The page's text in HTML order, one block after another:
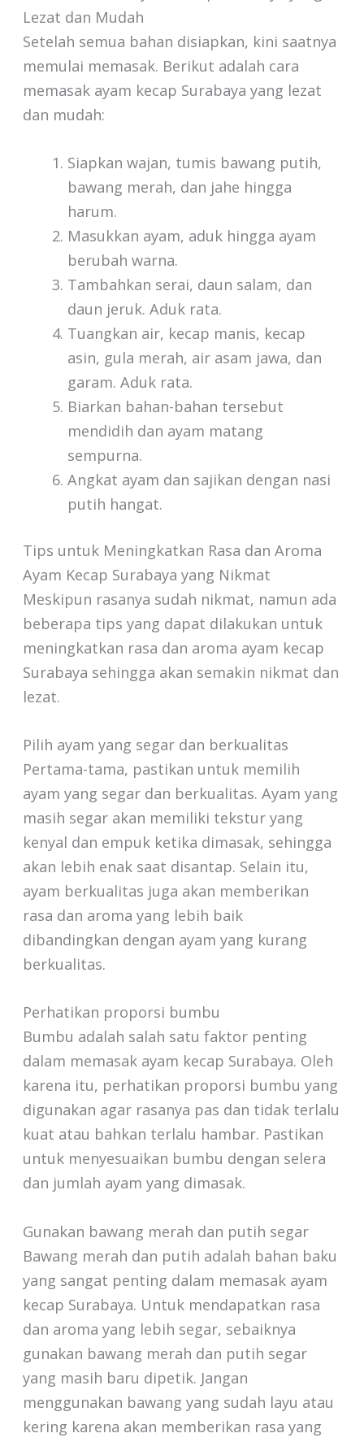
Lezat dan Mudah
Setelah semua bahan disiapkan, kini saatnya
memulai memasak. Berikut adalah cara
memasak ayam kecap Surabaya yang lezat
dan mudah:
Siapkan wajan, tumis bawang putih,
bawang merah, dan jahe hingga
harum.
Masukkan ayam, aduk hingga ayam
berubah warna.
Tambahkan serai, daun salam, dan
daun jeruk. Aduk rata.
Tuangkan air, kecap manis, kecap
asin, gula merah, air asam jawa, dan
garam. Aduk rata.
Biarkan bahan-bahan tersebut
mendidih dan ayam matang
sempurna.
Angkat ayam dan sajikan dengan nasi
putih hangat.
Tips untuk Meningkatkan Rasa dan Aroma
Ayam Kecap Surabaya yang Nikmat
Meskipun rasanya sudah nikmat, namun ada
beberapa tips yang dapat dilakukan untuk
meningkatkan rasa dan aroma ayam kecap
Surabaya sehingga akan semakin nikmat dan
lezat.
Pilih ayam yang segar dan berkualitas
Pertama-tama, pastikan untuk memilih
ayam yang segar dan berkualitas. Ayam yang
masih segar akan memiliki tekstur yang
kenyal dan empuk ketika dimasak, sehingga
akan lebih enak saat disantap. Selain itu,
ayam berkualitas juga akan memberikan
rasa dan aroma yang lebih baik
dibandingkan dengan ayam yang kurang
berkualitas.
Perhatikan proporsi bumbu
Bumbu adalah salah satu faktor penting
dalam memasak ayam kecap Surabaya. Oleh
karena itu, perhatikan proporsi bumbu yang
digunakan agar rasanya pas dan tidak terlalu
kuat atau bahkan terlalu hambar. Pastikan
untuk menyesuaikan bumbu dengan selera
dan jumlah ayam yang dimasak.
Gunakan bawang merah dan putih segar
Bawang merah dan putih adalah bahan baku
yang sangat penting dalam memasak ayam
kecap Surabaya. Untuk mendapatkan rasa
dan aroma yang lebih segar, sebaiknya
gunakan bawang merah dan putih segar
yang masih baru dipetik. Jangan
menggunakan bawang yang sudah layu atau
kering karena akan memberikan rasa yang